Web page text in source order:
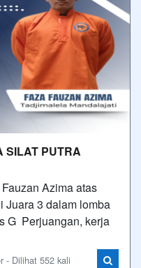
SILAT PUTRA
Azima atas
Juara 3 dalam lomba
G Perjuangan, kerja
- Dilihat 552 kali